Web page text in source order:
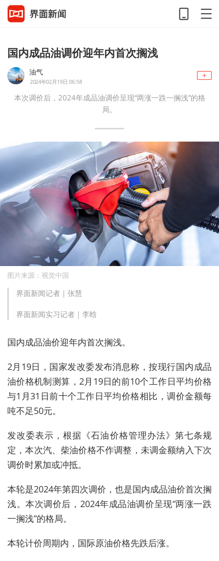
国内成品油调价迎年内首次搁浅
油气
2024年02月19日 06:58
本次调价后，2024年成品油调价呈现“两涨一跌一搁浅”的格
局。
图片来源：视觉中国
界面新闻记者｜张慧
界面新闻实习记者｜李晗
国内成品油价迎年内首次搁浅。
2月19日，国家发改委发布消息称，按现行国内成品
油价格机制测算，2月19日的前10个工作日平均价格
与1月31日前十个工作日平均价格相比，调价金额每
吨不足50元。
发改委表示，根据《石油价格管理办法》第七条规
定，本次汽、柴油价格不作调整，未调金额纳入下次
调价时累加或冲抵。
本轮是2024年第四次调价，也是国内成品油价首次搁
浅。本次调价后，2024年成品油调价呈现“两涨一跌
一搁浅”的格局。
本轮计价周期内，国际原油价格先跌后涨。